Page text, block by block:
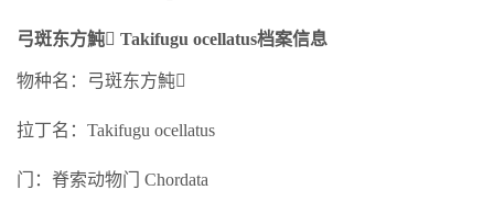
弓斑东方魨 Takifugu ocellatus档案信息
物种名：弓斑东方魨
拉丁名：Takifugu ocellatus
门：脊索动物门 Chordata